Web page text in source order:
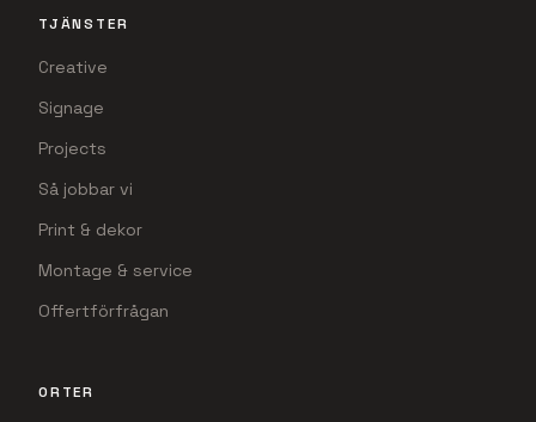
TJÄNSTER
Creative
Signage
Projects
Så jobbar vi
Print & dekor
Montage & service
Offertförfrågan
ORTER